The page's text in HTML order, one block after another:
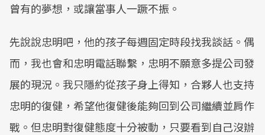
曾有的夢想，或讓當事人一蹶不振。
先說說忠明吧，他的孩子每週固定時段找我談話。偶
而，我也會和忠明電話聯繫，忠明不願意多提公司發
展的現況。我只隱約從孩子身上得知，合夥人也支持
忠明的復健，希望他復健後能夠回到公司繼續並肩作
戰。但忠明對復健態度十分被動，只要看到自己沒辦